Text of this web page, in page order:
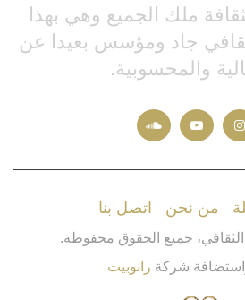
ملك الجميع وهي بهذا
جاد ومؤسس بعيدا عن
والمحسوبية.
من نحن اتصل بنا
الثقافي، جميع الحقوق محفوظة.
شركة رانوبيت